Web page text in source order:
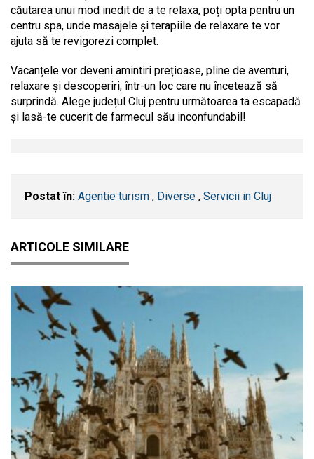
căutarea unui mod inedit de a te relaxa, poți opta pentru un
centru spa, unde masajele și terapiile de relaxare te vor
ajuta să te revigorezi complet.
Vacanțele vor deveni amintiri prețioase, pline de aventuri,
relaxare și descoperiri, într-un loc care nu încetează să
surprindă. Alege județul Cluj pentru următoarea ta escapadă
și lasă-te cucerit de farmecul său inconfundabil!
Postat în: Agentie turism , Diverse , Servicii in Cluj
ARTICOLE SIMILARE